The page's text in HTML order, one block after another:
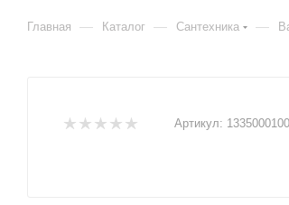
Главная — Каталог — Сантехника —
Артикул: